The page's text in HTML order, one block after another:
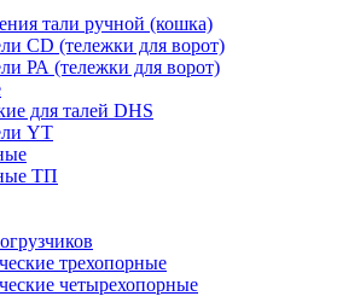
тали ручной (кошка)
CD (тележки для ворот)
РА (тележки для ворот)
для талей DHS
YT
ТП
трехопорные
четырехопорные